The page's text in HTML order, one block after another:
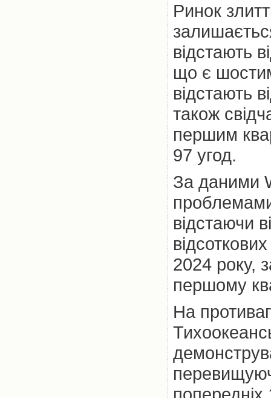
Ринок
відстають
що є
відстають
також
першим
97 угод.
За даними
проблемами
відстаючи
2024 року,
першому
На